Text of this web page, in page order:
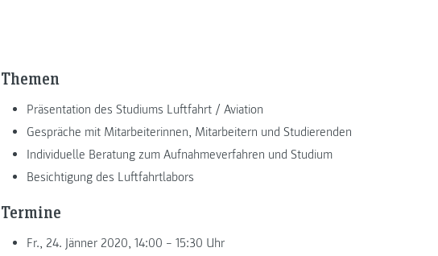
Themen
Präsentation des Studiums Luftfahrt / Aviation
Gespräche mit Mitarbeiterinnen, Mitarbeitern und Studierenden
Individuelle Beratung zum Aufnahmeverfahren und Studium
Besichtigung des Luftfahrtlabors
Termine
Fr., 24. Jänner 2020, 14:00 – 15:30 Uhr